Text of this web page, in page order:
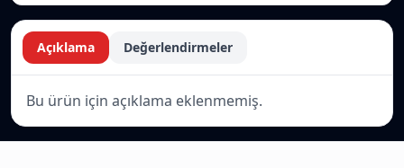
Açıklama Değerlendirmeler
Bu ürün için açıklama eklenmemiş.